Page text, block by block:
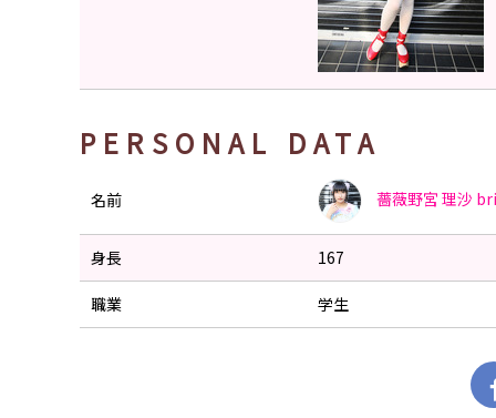
PERSONAL DATA
名前 薔薇野宮 理沙
身長 167
職業 学生